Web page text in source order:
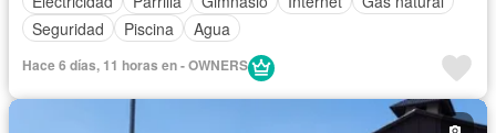
Seguridad
Piscina Agua
Hace 6 días, 11 horas en - OWNERS